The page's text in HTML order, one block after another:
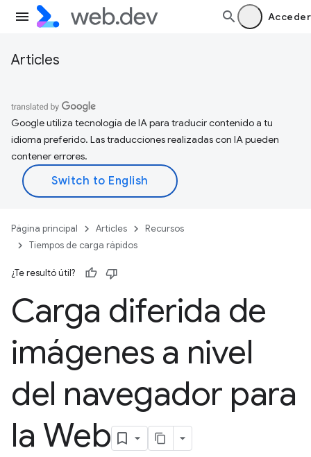
Acceder
Articles
Google utiliza tecnología de IA para traducir contenido a tu
idioma preferido. Las traducciones realizadas con IA pueden
contener errores.
Página principal Articles
Recursos
Tiempos de carga rápidos
¿Te resultó útil?
Carga diferida de
imágenes a nivel
del navegador para
la Web